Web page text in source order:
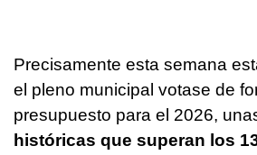
Precisamente esta semana
el pleno municipal votase de
presupuesto para el 2026,
históricas que superan los